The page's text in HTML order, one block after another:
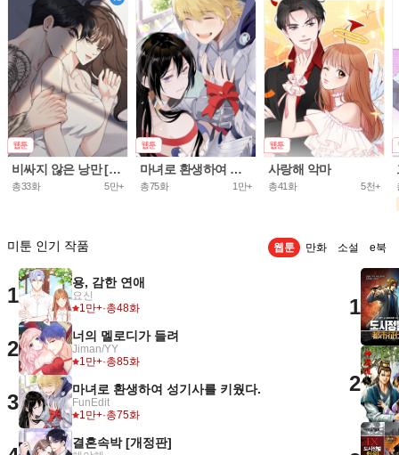
비싸지 않은 낭만 [개정판]
총33화 5만+
마녀로 환생하여 성기사를 키웠다.
총75화 1만+
사랑해 악마
총41화 5천+
미툰 인기 작품 웹툰 만화 소설 e북
1
용, 감한 연애
요신
1만+·총48화
2
너의 멜로디가 들려
Jiman/YY
1만+·총85화
3
마녀로 환생하여 성기사를 키웠다.
FunEdit
1만+·총75화
결혼속박 [개정판]
1
2